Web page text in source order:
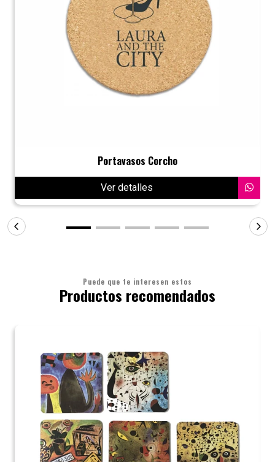
Portavasos Corcho
Ver detalles
Puede que te interesen estos
Productos recomendados